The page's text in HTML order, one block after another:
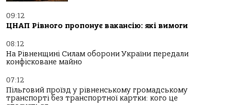
09:12
ЦНАП Рівного пропонує вакансію: які вимоги
08:12
На Рівненщині Силам оборони України передали
конфісковане майно
07:12
Пільговий проїзд у рівненському громадському
транспорті без транспортної картки: кого це